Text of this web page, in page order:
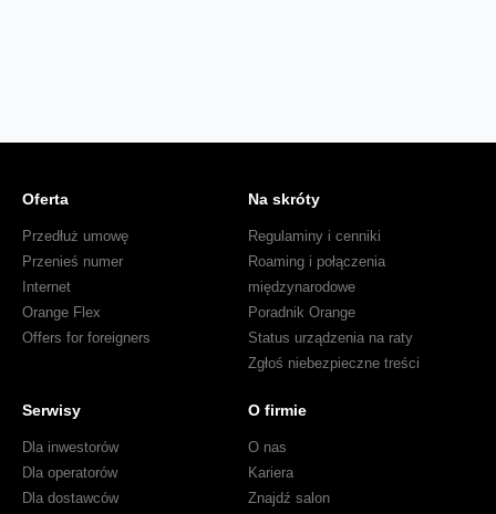
Oferta
Przedłuż umowę
Przenieś numer
Internet
Orange Flex
Offers for foreigners
Na skróty
Regulaminy i cenniki
Roaming i połączenia
międzynarodowe
Poradnik Orange
Status urządzenia na raty
Zgłoś niebezpieczne treści
Serwisy
Dla inwestorów
Dla operatorów
Dla dostawców
O firmie
O nas
Kariera
Znajdź salon